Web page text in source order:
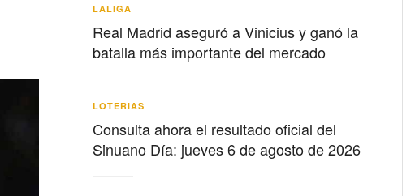
LALIGA
Real Madrid aseguró a Vinicius y ganó la
batalla más importante del mercado
LOTERIAS
Consulta ahora el resultado oficial del
Sinuano Día: jueves 6 de agosto de 2026